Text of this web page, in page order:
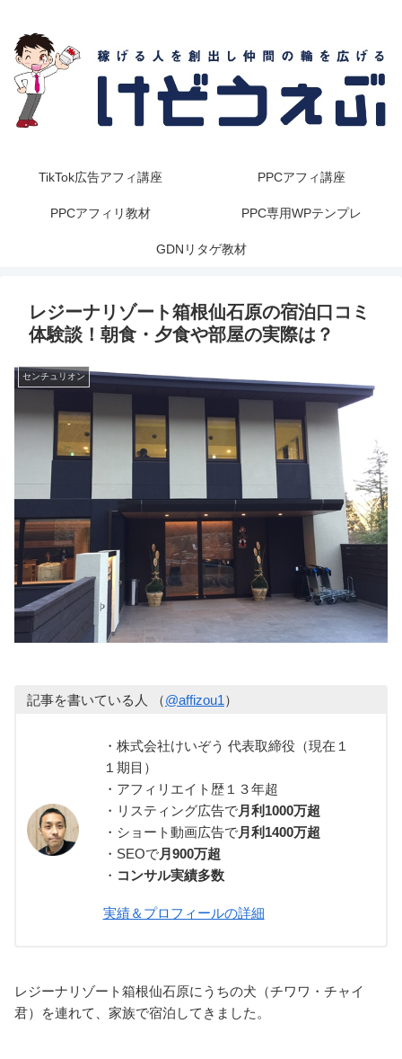
TikTok広告アフィ講座 PPCアフィ講座
PPCアフィリ教材 PPC専用WPテンプレ
GDNリタゲ教材
レジーナリゾート箱根仙石原の宿泊口コミ
体験談！朝食・夕食や部屋の実際は？
センチュリオン
記事を書いている人 （@affizou1）
・株式会社けいぞう 代表取締役（現在１
１期目）
・アフィリエイト歴１３年超
・リスティング広告で月利1000万超
・ショート動画広告で月利1400万超
・SEOで月900万超
・ コンサル実績多数
実績＆プロフィールの詳細
レジーナリゾート箱根仙石原にうちの犬（チワワ・チャイ
君）を連れて、家族で宿泊してきました。